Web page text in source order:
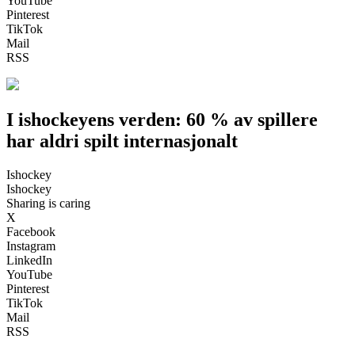
Pinterest
TikTok
Mail
RSS
I ishockeyens verden: 60 % av spillere
har aldri spilt internasjonalt
Ishockey
Ishockey
Sharing is caring
X
Facebook
Instagram
LinkedIn
YouTube
Pinterest
TikTok
Mail
RSS